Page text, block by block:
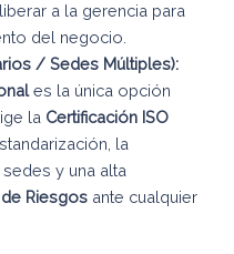
a la gerencia para
del negocio.
/ Sedes Múltiples):
es la única opción
la Certificación ISO
la
y una alta
Riesgos ante cualquier